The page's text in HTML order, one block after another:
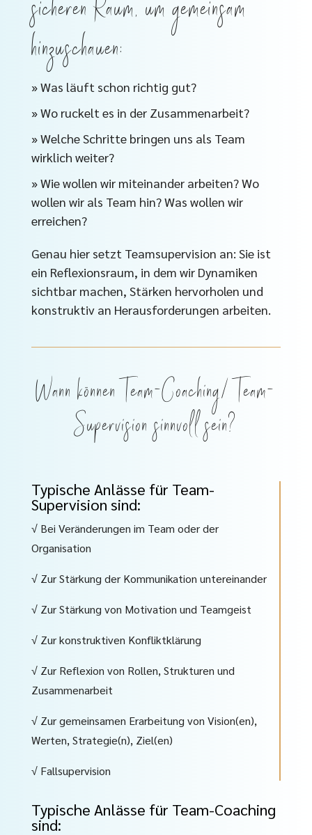
hinzuschauen:
» Was läuft schon richtig gut?
» Wo ruckelt es in der Zusammenarbeit?
» Welche Schritte bringen uns als Team
wirklich weiter?
» Wie wollen wir miteinander arbeiten? Wo
wollen wir als Team hin? Was wollen wir
erreichen?
Genau hier setzt Teamsupervision an: Sie ist
ein Reflexionsraum, in dem wir Dynamiken
sichtbar machen, Stärken hervorholen und
konstruktiv an Herausforderungen arbeiten.
Wann können Team-Coaching/ Team-
Supervision sinnvoll sein?
Typische Anlässe für Team-
Supervision sind:
√ Bei Veränderungen im Team oder der
Organisation
√ Zur Stärkung der Kommunikation untereinander
√ Zur Stärkung von Motivation und Teamgeist
√ Zur konstruktiven Konfliktklärung
√ Zur Reflexion von Rollen, Strukturen und
Zusammenarbeit
√ Zur gemeinsamen Erarbeitung von Vision(en),
Werten, Strategie(n), Ziel(en)
√ Fallsupervision
Typische Anlässe für Team-Coaching
sind: